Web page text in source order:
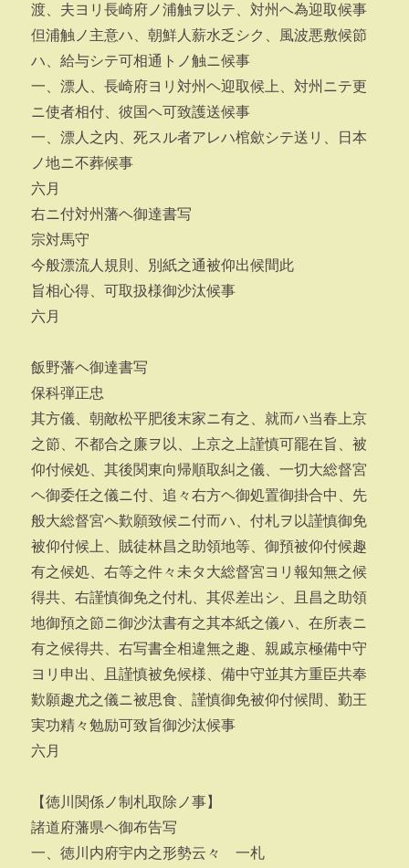
渡、夫ヨリ長崎府ノ浦触ヲ以テ、対州ヘ為迎取候事
但浦触ノ主意ハ、朝鮮人薪水乏シク、風波悪敷候節
ハ、給与シテ可相通トノ触ニ候事
一、漂人、長崎府ヨリ対州ヘ迎取候上、対州ニテ更
ニ使者相付、彼国ヘ可致護送候事
一、漂人之内、死スル者アレハ棺歛シテ送リ、日本
ノ地ニ不葬候事
六月
右ニ付対州藩ヘ御達書写
宗対馬守
今般漂流人規則、別紙之通被仰出候間此
旨相心得、可取扱様御沙汰候事
六月
飯野藩ヘ御達書写
保科弾正忠
其方儀、朝敵松平肥後末家ニ有之、就而ハ当春上京
之節、不都合之廉ヲ以、上京之上謹慎可罷在旨、被
仰付候処、其後関東向帰順取糾之儀、一切大総督宮
ヘ御委任之儀ニ付、追々右方ヘ御処置御掛合中、先
般大総督宮ヘ歎願致候ニ付而ハ、付札ヲ以謹慎御免
被仰付候上、賊徒林昌之助領地等、御預被仰付候趣
有之候処、右等之件々未タ大総督宮ヨリ報知無之候
得共、右謹慎御免之付札、其侭差出シ、且昌之助領
地御預之節ニ御沙汰書有之其本紙之儀ハ、在所表ニ
有之候得共、右写書全相違無之趣、親戚京極備中守
ヨリ申出、且謹慎被免候様、備中守並其方重臣共奉
歎願趣尤之儀ニ被思食、謹慎御免被仰付候間、勤王
実功精々勉励可致旨御沙汰候事
六月
【徳川関係ノ制札取除ノ事】
諸道府藩県ヘ御布告写
一、徳川内府宇内之形勢云々 一札